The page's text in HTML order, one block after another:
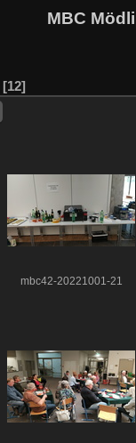
MBC
12
mbc42-20221001-21